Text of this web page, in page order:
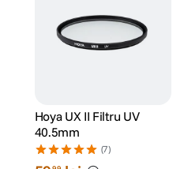
Hoya UX II Filtru UV
40.5mm
(7)